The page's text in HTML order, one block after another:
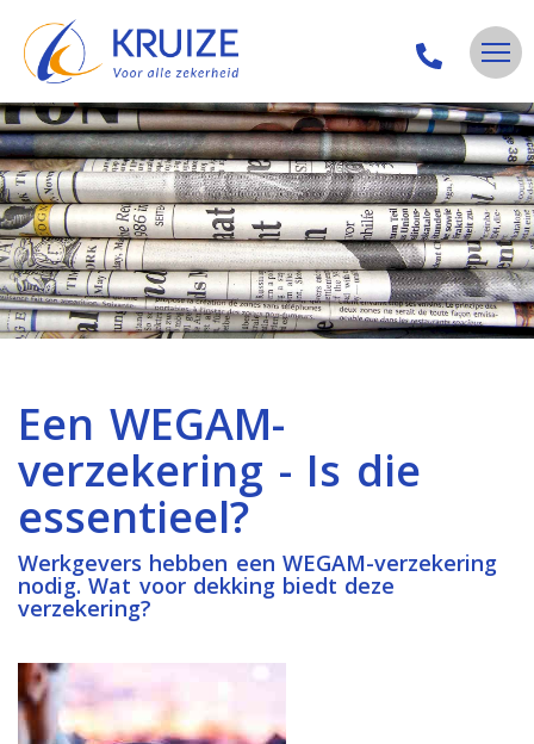
Een WEGAM-
verzekering - Is die
essentieel?
Werkgevers hebben een WEGAM-verzekering
nodig. Wat voor dekking biedt deze
verzekering?